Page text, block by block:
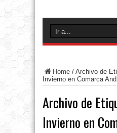
Home / Archivo de
Invierno en Comarca
Archivo de
Invierno en